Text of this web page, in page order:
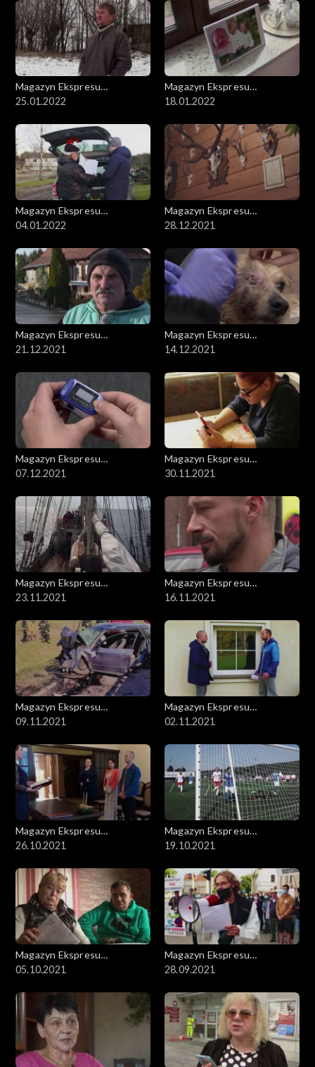
Magazyn Ekspresu
Reporterów
25.01.2022
Magazyn Ekspresu
Reporterów
18.01.2022
Magazyn Ekspresu
Reporterów
04.01.2022
Magazyn Ekspresu
Reporterów
28.12.2021
Magazyn Ekspresu
Reporterów
21.12.2021
Magazyn Ekspresu
Reporterów
14.12.2021
Magazyn Ekspresu
Reporterów
07.12.2021
Magazyn Ekspresu
Reporterów
30.11.2021
Magazyn Ekspresu
Reporterów
23.11.2021
Magazyn Ekspresu
Reporterów
16.11.2021
Magazyn Ekspresu
Reporterów
09.11.2021
Magazyn Ekspresu
Reporterów
02.11.2021
Magazyn Ekspresu
Reporterów
26.10.2021
Magazyn Ekspresu
Reporterów
19.10.2021
Magazyn Ekspresu
Reporterów
05.10.2021
Magazyn Ekspresu
Reporterów
28.09.2021